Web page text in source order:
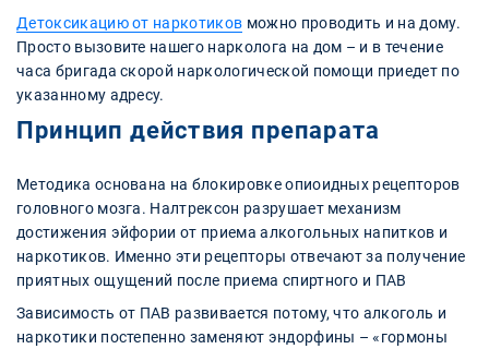
Детоксикацию от наркотиков можно проводить и на дому.
Просто вызовите нашего нарколога на дом – и в течение
часа бригада скорой наркологической помощи приедет по
указанному адресу.
Принцип действия препарата
Методика основана на блокировке опиоидных рецепторов
головного мозга. Налтрексон разрушает механизм
достижения эйфории от приема алкогольных напитков и
наркотиков. Именно эти рецепторы отвечают за получение
приятных ощущений после приема спиртного и ПАВ
Зависимость от ПАВ развивается потому, что алкоголь и
наркотики постепенно заменяют эндорфины – «гормоны